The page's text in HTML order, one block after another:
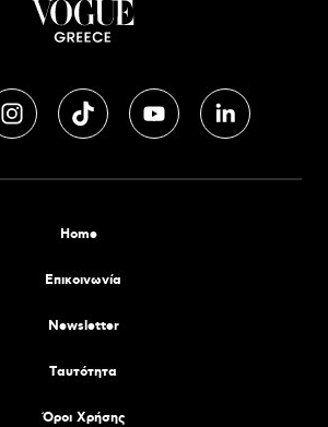
Home
Επικοινωνία
Newsletter
Tαυτότητα
Όροι Χρήσης